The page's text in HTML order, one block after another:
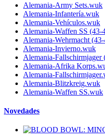
Alemania-Army Sets.wuk
Alemania-Infantería.wuk
Alemania-Vehículos.wuk
Alemania-Waffen SS (43-
Alemania-Wehrmacht
Alemania-Invierno.wuk
Alemania-Fallschirmjager
Alemania-Afrika
Alemania-
Alemania-Blitzkreig.wuk
Alemania-Waffen SS.wuk
Novedades